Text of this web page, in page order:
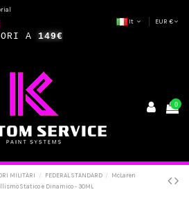
A 149€
It EUR €
0
MILITARI FEDERAL STANDARD
McLaren
Statico e Dinamico - 30ML